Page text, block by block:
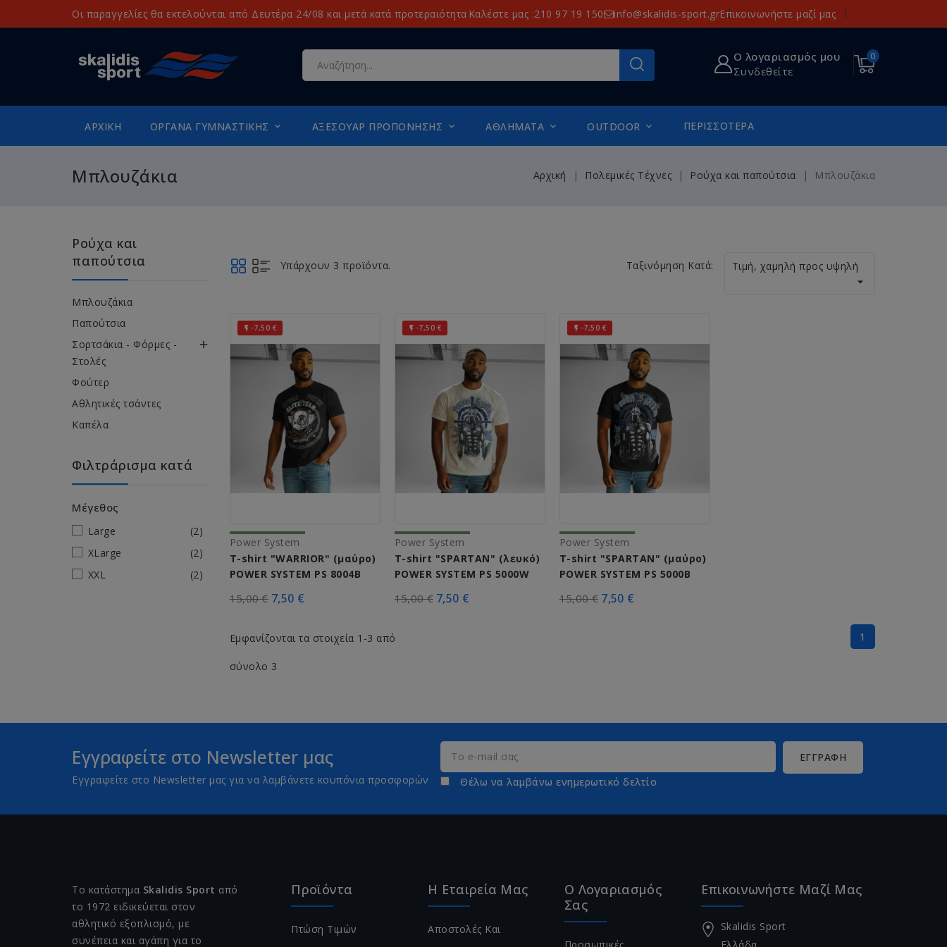
Οι παραγγελίες θα εκτελούνται από Δευτέρα 24/08 και μετά κατά προτεραιότητα Καλέστε μας :210 97 19 150 info@skalidis-sport.grΕπικοινωνήστε μαζί μας
Ο λογαριασμός μου
Συνδεθείτε
0
ΑΡΧΙΚΉ ΌΡΓΑΝΑ ΓΥΜΝΑΣΤΙΚΉΣ  ΑΞΕΣΟΥΆΡ ΠΡΟΠΌΝΗΣΗΣ  ΑΘΛΉΜΑΤΑ  OUTDOOR  ΠΕΡΙΣΣΌΤΕΡΑ
Μπλουζάκια Αρχική Πολεμικές Τέχνες Ρούχα και παπούτσια Μπλουζάκια
Ρούχα και
παπούτσια
Μπλουζάκια
Παπούτσια
Σορτσάκια - Φόρμες -
Στολές

Φούτερ
Αθλητικές τσάντες
Καπέλα
Φιλτράρισμα κατά
Μέγεθος
Large
(2)
XLarge
(2)
XXL
(2)
Υπάρχουν 3 προϊόντα. Ταξινόμηση Κατά: Τιμή, χαμηλή προς υψηλή

 -7,50 €
Power System
T-shirt "WARRIOR" (μαύρο)
POWER SYSTEM PS 8004Β
15,00 € 7,50 €
 -7,50 €
Power System
T-shirt "SPARTAN" (λευκό)
POWER SYSTEM PS 5000W
15,00 € 7,50 €
 -7,50 €
Power System
T-shirt "SPARTAN" (μαύρο)
POWER SYSTEM PS 5000B
15,00 € 7,50 €
Εμφανίζονται τα στοιχεία 1-3 από
σύνολο 3
1
Εγγραφείτε στο Newsletter μας
Εγγραφείτε στο Newsletter μας για να λαμβάνετε κουπόνια προσφορών Θέλω να λαμβάνω ενημερωτικό δελτίο
Το κατάστημα Skalidis Sport από
το 1972 ειδικεύεται στον
αθλητικό εξοπλισμό, με
συνέπεια και αγάπη για το
Προϊόντα
Πτώση Τιμών
Η Εταιρεία Μας
Αποστολές Και
Ο Λογαριασμός
Σας
Επικοινωνήστε Μαζί Μας
Skalidis Sport